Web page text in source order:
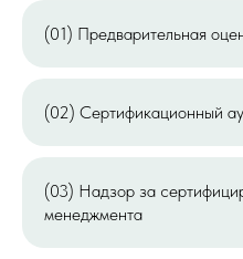
(01) Предварительная
(02) Сертификационный
(03) Надзор за
менеджмента